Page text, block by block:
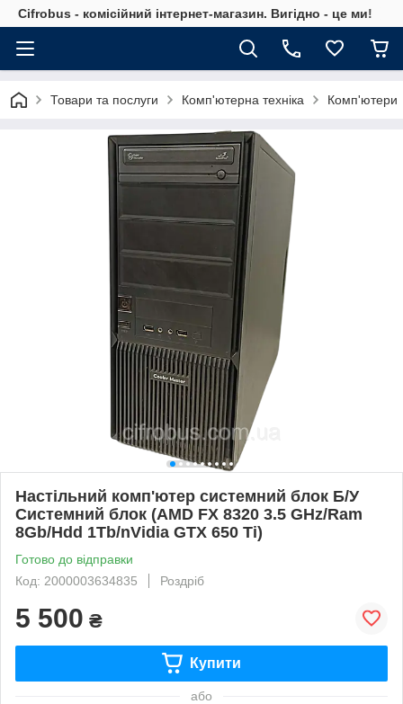
Cifrobus - комiсiйний iнтернет-магазин. Вигiдно - це ми!
Товари та послуги Комп'ютерна техніка Комп'ютери
Настільний комп'ютер системний блок Б/У
Системний блок (AMD FX 8320 3.5 GHz/Ram
8Gb/Hdd 1Tb/nVidia GTX 650 Ti)
Готово до відправки
Код: 2000003634835
Роздріб
5 500 ₴
Купити
або